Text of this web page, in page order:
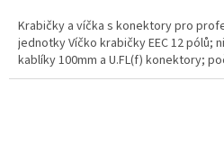
Krabičky a víčka s konektory pro
jednotky Víčko krabičky EEC 12 pólů;
kablíky 100mm a U.FL(f) konektory;